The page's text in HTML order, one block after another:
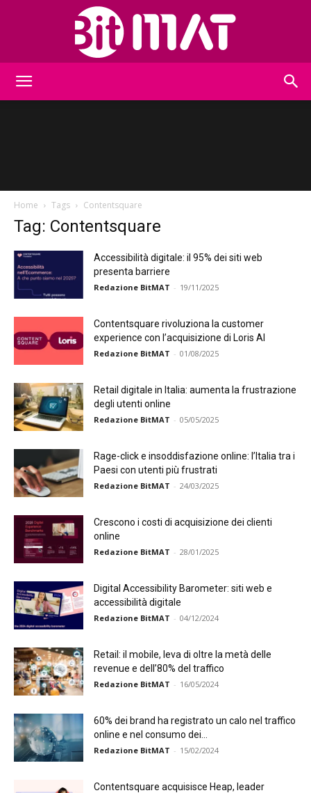
Home Tags Contentsquare
Tag: Contentsquare
Accessibilità digitale: il 95% dei siti web
presenta barriere
Redazione BitMAT - 19/11/2025
Contentsquare rivoluziona la customer
experience con l’acquisizione di Loris AI
Redazione BitMAT - 01/08/2025
Retail digitale in Italia: aumenta la frustrazione
degli utenti online
Redazione BitMAT - 05/05/2025
Rage-click e insoddisfazione online: l’Italia tra i
Paesi con utenti più frustrati
Redazione BitMAT - 24/03/2025
Crescono i costi di acquisizione dei clienti
online
Redazione BitMAT - 28/01/2025
Digital Accessibility Barometer: siti web e
accessibilità digitale
Redazione BitMAT - 04/12/2024
Retail: il mobile, leva di oltre la metà delle
revenue e dell’80% del traffico
Redazione BitMAT - 16/05/2024
60% dei brand ha registrato un calo nel traffico
online e nel consumo dei...
Redazione BitMAT - 15/02/2024
Contentsquare acquisisce Heap, leader